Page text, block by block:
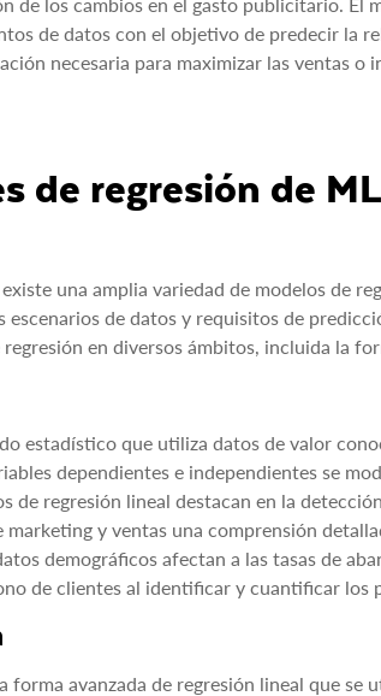
de datos con el objetivo de predecir la
necesaria para maximizar las ventas o
de regresión de
una amplia variedad de modelos de
de datos y requisitos de
en diversos ámbitos, incluida la
estadístico que utiliza datos de valor
dependientes e independientes se
de regresión lineal destacan en la
y ventas una comprensión
demográficos afectan a las tasas de
de clientes al identificar y cuantificar
forma avanzada de regresión lineal que